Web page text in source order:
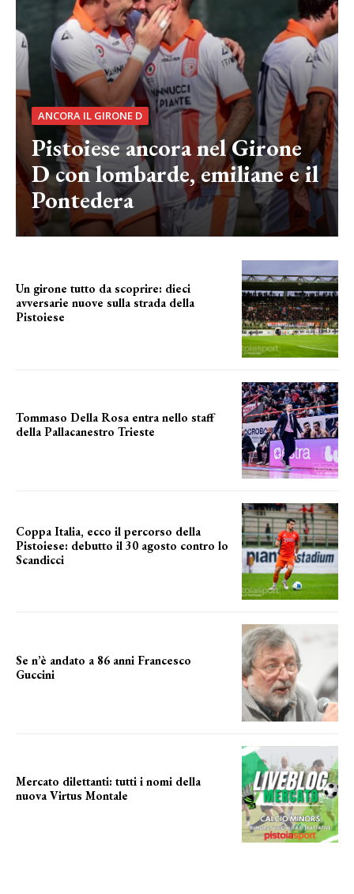
ANCORA IL GIRONE D
Pistoiese ancora nel Girone
D con lombarde, emiliane e il
Pontedera
Un girone tutto da scoprire: dieci
avversarie nuove sulla strada della
Pistoiese
Tommaso Della Rosa entra nello staff
della Pallacanestro Trieste
Coppa Italia, ecco il percorso della
Pistoiese: debutto il 30 agosto contro lo
Scandicci
Se n’è andato a 86 anni Francesco
Guccini
Mercato dilettanti: tutti i nomi della
nuova Virtus Montale